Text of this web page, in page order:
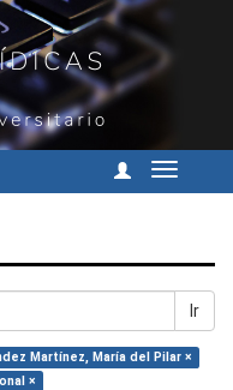
Cambiar
Ir
Martínez, María del Pilar ×
×